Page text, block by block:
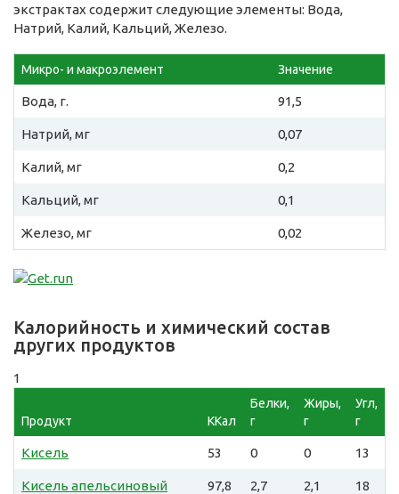
экстрактах содержит следующие элементы: Вода,
Натрий, Калий, Кальций, Железо.
Микро- и макроэлемент Значение
Вода, г. 91,5
Натрий, мг 0,07
Калий, мг 0,2
Кальций, мг 0,1
Железо, мг 0,02
Калорийность и химический состав
других продуктов
1
Продукт ККал
Белки,
г
Жиры,
г
Угл,
г
Кисель 53 0 0 13
Кисель апельсиновый 97,8 2,7 2,1 18